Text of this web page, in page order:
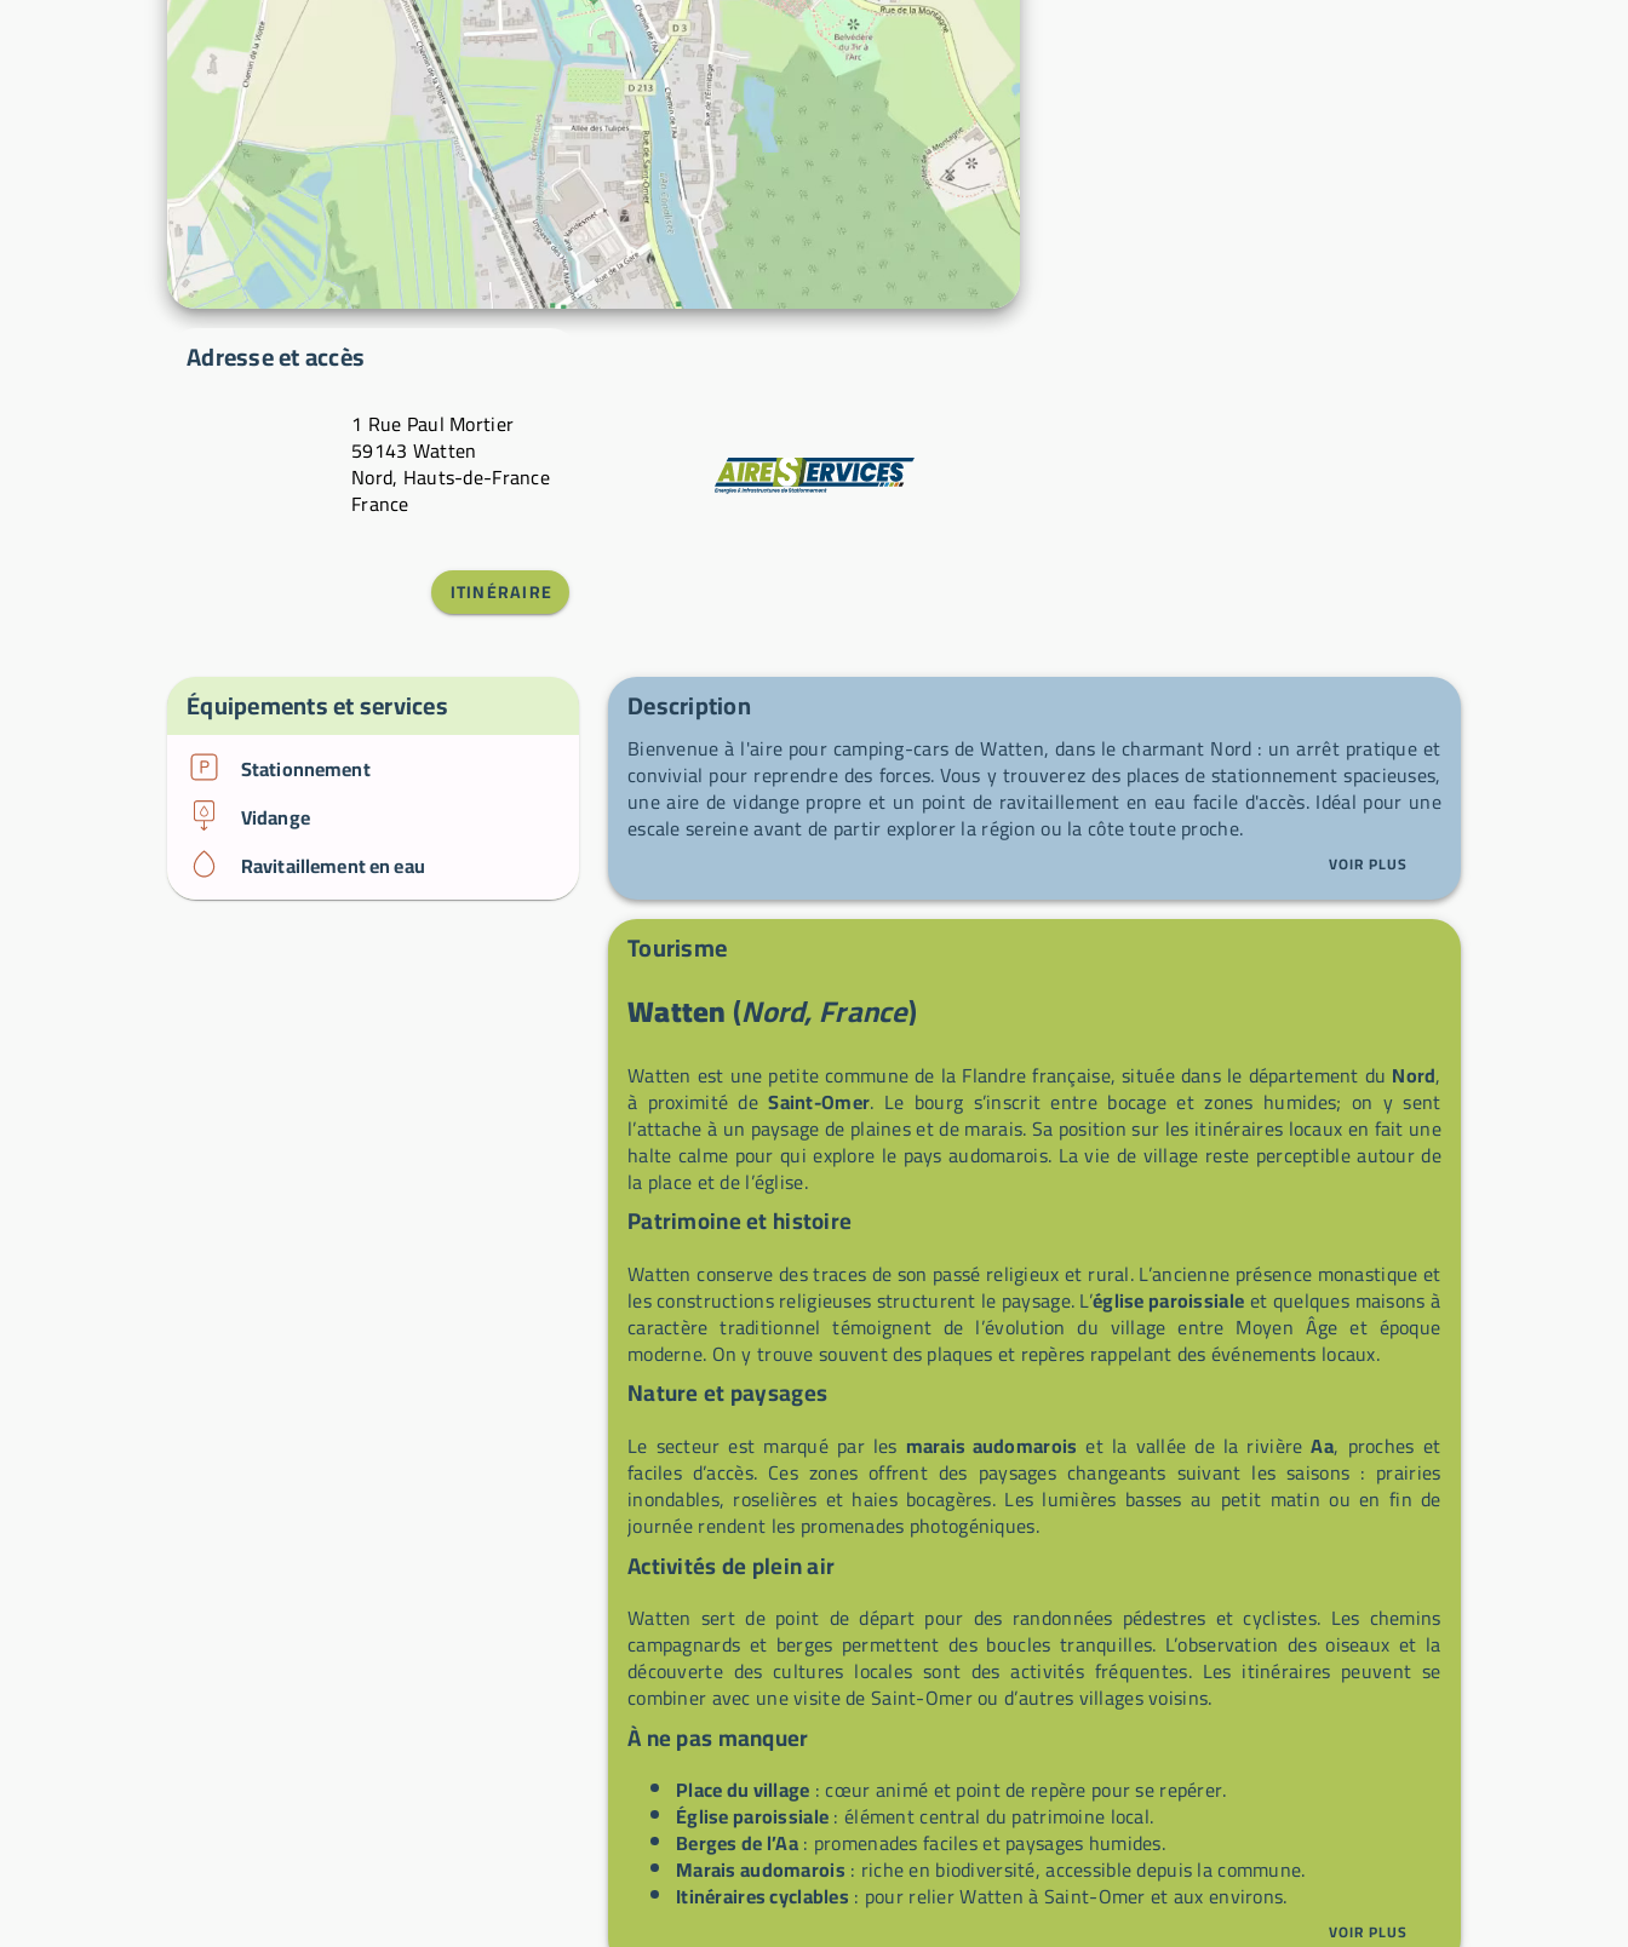
Adresse et accès
1 Rue Paul Mortier
59143 Watten
Nord, Hauts-de-France
France
ITINÉRAIRE
Fabricant
Équipements et services
Stationnement
Vidange
Ravitaillement en eau
Description
Bienvenue à l'aire pour camping-cars de Watten, dans le charmant Nord : un arrêt pratique et
convivial pour reprendre des forces. Vous y trouverez des places de stationnement spacieuses,
une aire de vidange propre et un point de ravitaillement en eau facile d'accès. Idéal pour une
escale sereine avant de partir explorer la région ou la côte toute proche.
VOIR PLUS
Tourisme
Watten(Nord, France)
Watten est une petite commune de la Flandre française, située dans le département du Nord,
à proximité deSaint-Omer. Le bourg s’inscrit entre bocage et zones humides; on y sent
l’attache à un paysage de plaines et de marais. Sa position sur les itinéraires locaux en fait une
halte calme pour qui explore le pays audomarois. La vie de village reste perceptible autour de
la place et de l’église.
Patrimoine et histoire
Watten conserve des traces de son passé religieux et rural. L’ancienne présence monastique et
les constructions religieuses structurent le paysage. L’église paroissialeet quelques maisons à
caractère traditionnel témoignent de l’évolution du village entre Moyen Âge et époque
moderne. On y trouve souvent des plaques et repères rappelant des événements locaux.
Nature et paysages
Le secteur est marqué par les marais audomarois et la vallée de la rivièreAa, proches et
faciles d’accès. Ces zones offrent des paysages changeants suivant les saisons : prairies
inondables, roselières et haies bocagères. Les lumières basses au petit matin ou en fin de
journée rendent les promenades photogéniques.
Activités de plein air
Watten sert de point de départ pour des randonnées pédestres et cyclistes. Les chemins
campagnards et berges permettent des boucles tranquilles. L’observation des oiseaux et la
découverte des cultures locales sont des activités fréquentes. Les itinéraires peuvent se
combiner avec une visite de Saint-Omer ou d’autres villages voisins.
À ne pas manquer
Place du village : cœur animé et point de repère pour se repérer.
Église paroissiale: élément central du patrimoine local.
Berges de l’Aa: promenades faciles et paysages humides.
Marais audomarois : riche en biodiversité, accessible depuis la commune.
Itinéraires cyclables : pour relier Watten à Saint-Omer et aux environs.
VOIR PLUS